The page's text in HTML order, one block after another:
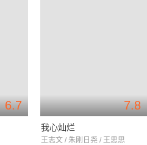
6.7 7.8
我心灿烂
王志文 / 朱刚日尧 / 王思思